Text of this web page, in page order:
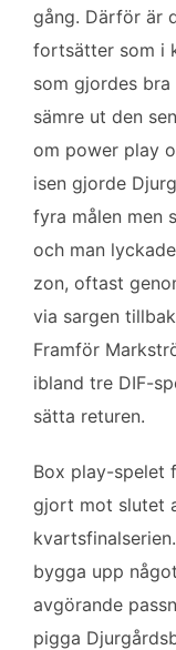
gång. Därför är
fortsätter som i
som gjordes
sämre ut den
om power play
isen gjorde
fyra målen men
och man
zon, oftast
via sargen
Framför
ibland tre DIF-
sätta returen.
Box play-spelet
gjort mot slutet
bygga upp
avgörande
pigga